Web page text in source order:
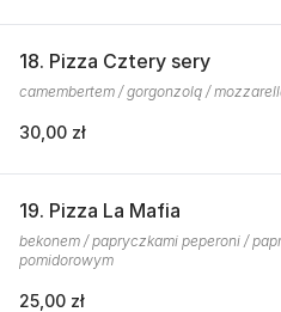
18. Pizza Cztery sery
camembertem / gorgonzolą /
30,00 zł
19. Pizza La Mafia
bekonem / papryczkami peperoni /
pomidorowym
25,00 zł